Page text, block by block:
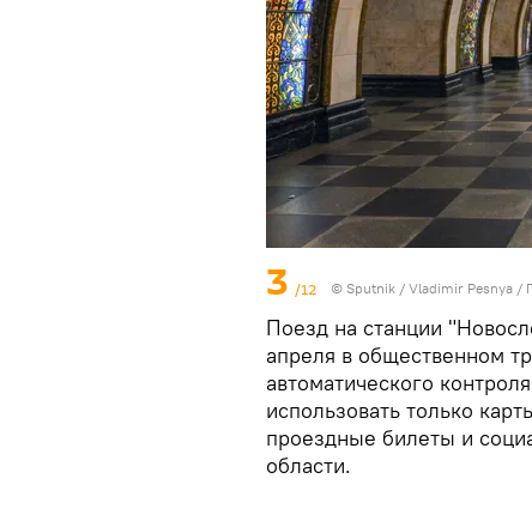
3 /12 © Sputnik / Vladimir Pesnya /
Поезд на станции
апреля в общественном
автоматического
использовать только
проездные билеты и
области.